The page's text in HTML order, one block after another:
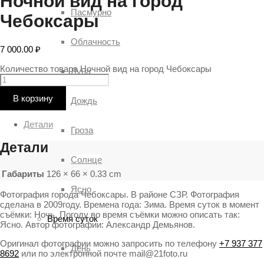
Пасмурно
Облачность
Луна
Дождь
Гроза
Солнце
Ясно
Время суток
День
Чебоксары
7 000.00 ₽
Количество товара Ночной вид на город Чебоксары
В корзину
Детали
Детали
Габариты 126 × 66 × 0.33 cm
Фотография города Чебоксары. В районе СЗР. Фотография
сделана в 2009году. Времена года: Зима. Время суток в момент
съёмки: Ночь. Погоду во время съёмки можно описать так:
Ясно. Автор фотографии: Александр Демьянов.
Оригинал фотографии можно запросить по телефону +7 937 377
8692 или по электронной почте mail@21foto.ru